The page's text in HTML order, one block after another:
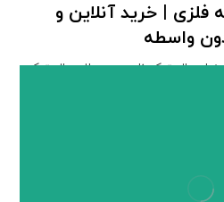
فلزی | خرید آنلاین و
واسطه
پلاستیکی ناصر,محصولات پلاستیکی